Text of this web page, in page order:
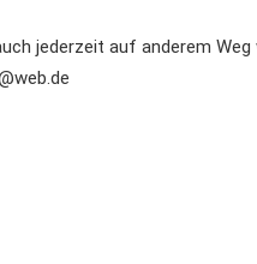
jederzeit auf anderem Weg